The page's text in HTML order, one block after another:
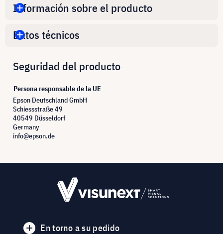
Información sobre el producto
Datos técnicos
Seguridad del producto
Persona responsable de la UE
Epson Deutschland GmbH
Schiessstraße 49
40549 Düsseldorf
Germany
info@epson.de
En torno a su pedido